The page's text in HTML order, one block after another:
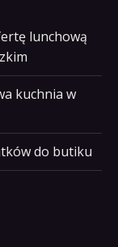
lunchową
kuchnia w
do butiku